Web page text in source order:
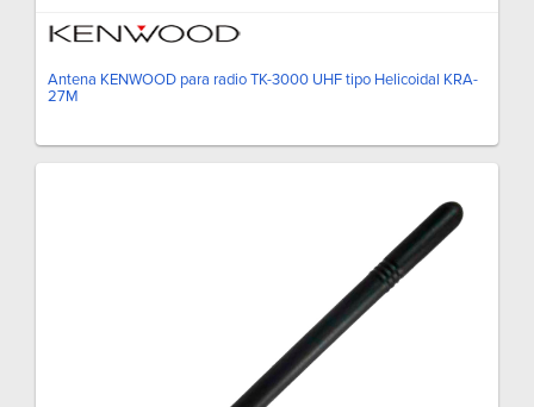
Antena KENWOOD para radio TK-3000 UHF tipo Helicoidal KRA-
27M